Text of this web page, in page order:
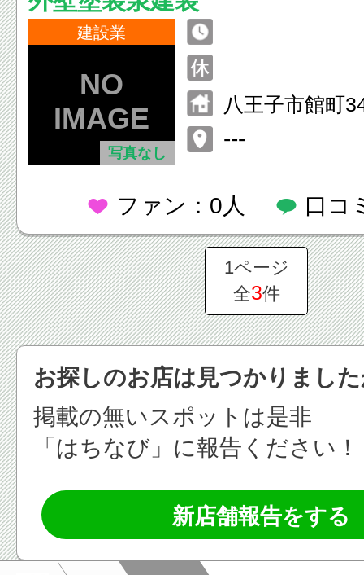
建設業
写真なし
八王子市館町
---
ファン：0人 口コ
1ページ
全3件
お探しのお店は見つかりまし
掲載の無いスポットは是非
「はちなび」に報告ください！
新店舗報告をする